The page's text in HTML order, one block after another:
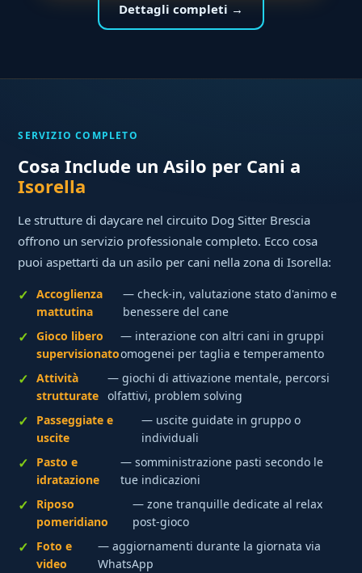
Dettagli completi →
SERVIZIO COMPLETO
Cosa Include un Asilo per Cani a
Isorella
Le strutture di daycare nel circuito Dog Sitter Brescia
offrono un servizio professionale completo. Ecco cosa
puoi aspettarti da un asilo per cani nella zona di Isorella:
Accoglienza
mattutina
— check-in, valutazione stato d'animo e
benessere del cane
Gioco libero
supervisionato
— interazione con altri cani in gruppi
omogenei per taglia e temperamento
Attività
strutturate
— giochi di attivazione mentale, percorsi
olfattivi, problem solving
Passeggiate e
uscite
— uscite guidate in gruppo o
individuali
Pasto e
idratazione
— somministrazione pasti secondo le
tue indicazioni
Riposo
pomeridiano
— zone tranquille dedicate al relax
post-gioco
Foto e
video
— aggiornamenti durante la giornata via
WhatsApp